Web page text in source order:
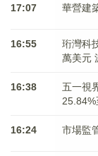
17:07 華營建
16:55
珩灣科
萬美元
16:38
五一視
16:24 市場監